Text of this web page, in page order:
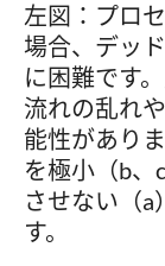
左図：プロ
場合、デッ
に困難です
流れの乱れ
能性があり
を極小（b、
させない（a
す。